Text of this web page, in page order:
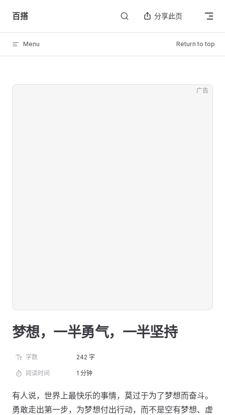
Skip to content
百搭 分享此页
Menu Return to top
广告
梦想，一半勇气，一半坚持
字数 242 字
阅读时间 1 分钟
有人说，世界上最快乐的事情，莫过于为了梦想而奋斗。
勇敢走出第一步，为梦想付出行动，而不是空有梦想、虚